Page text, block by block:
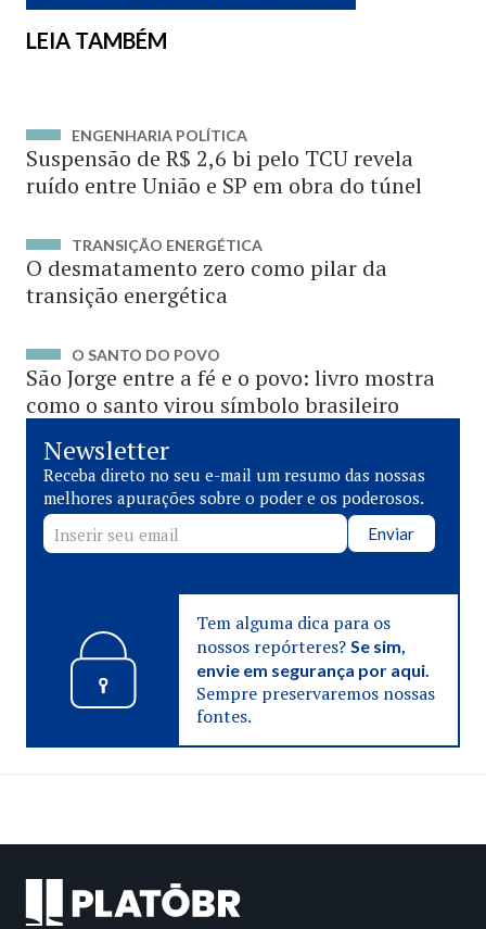
LEIA TAMBÉM
ENGENHARIA POLÍTICA
Suspensão de R$ 2,6 bi pelo TCU revela
ruído entre União e SP em obra do túnel
TRANSIÇÃO ENERGÉTICA
O desmatamento zero como pilar da
transição energética
O SANTO DO POVO
São Jorge entre a fé e o povo: livro mostra
como o santo virou símbolo brasileiro
Newsletter
Receba direto no seu e-mail um resumo das nossas
melhores apurações sobre o poder e os poderosos.
Enviar
Tem alguma dica para os
nossos repórteres? Se sim,
envie em segurança por aqui.
Sempre preservaremos nossas
fontes.